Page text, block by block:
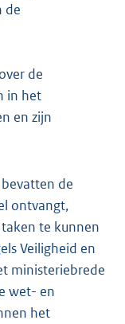
de
de
in het
en zijn
de
ontvangt,
te kunnen
Veiligheid en
ministeriebrede
wet- en
het